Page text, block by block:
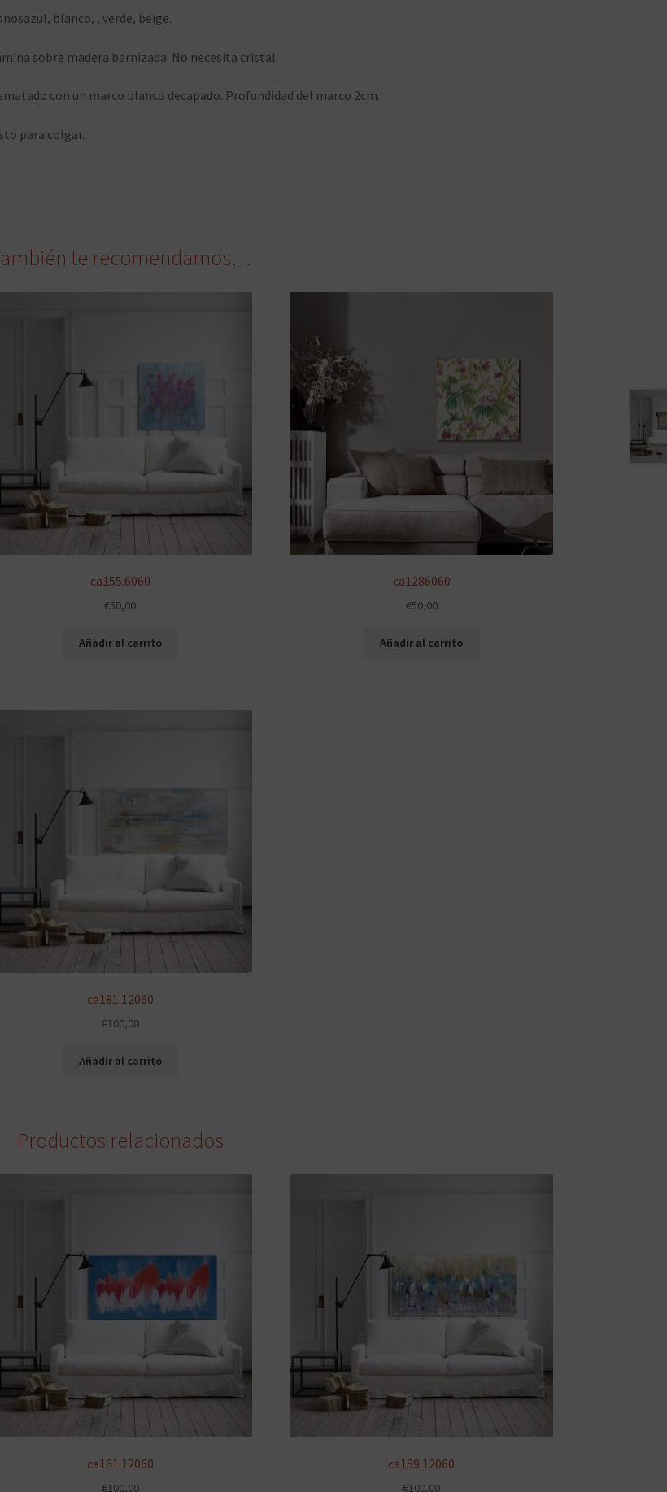
blanco, , verde, beige.
sobre madera barnizada. No necesita cristal.
con un marco blanco decapado. Profundidad del marco 2cm.
para colgar.
te recomendamos…
ca155.6060
€50,00
Añadir al carrito
ca1286060
€50,00
Añadir al carrito
ca181.12060
€100,00
Añadir al carrito
Productos relacionados
ca161.12060
€100,00
ca159.12060
€100,00